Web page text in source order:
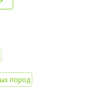
травами а не
пород